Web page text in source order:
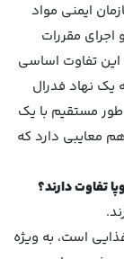
ایمنی مواد
مقررات
دارد. این تفاوت اساسی
یک نهاد فدرال
طور مستقیم با یک
معایبی دارد که
تفاوت دارند؟
است، به ویژه